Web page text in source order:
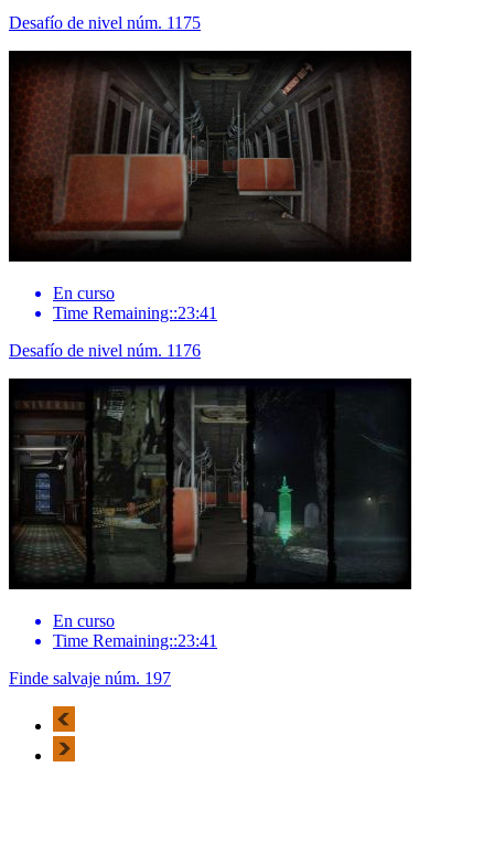
Desafío de nivel núm. 1175
En curso
Time Remaining::23:41
Desafío de nivel núm. 1176
En curso
Time Remaining::23:41
Finde salvaje núm. 197